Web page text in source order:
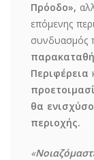
Πρόοδο»,
επόμενης
συνδυασμός
Περιφέρεια
θα
περιοχής.
«